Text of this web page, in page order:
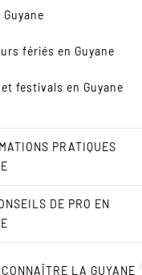
Guyane
fériés en Guyane
festivals en Guyane
PRATIQUES
DE PRO EN
LA GUYANE